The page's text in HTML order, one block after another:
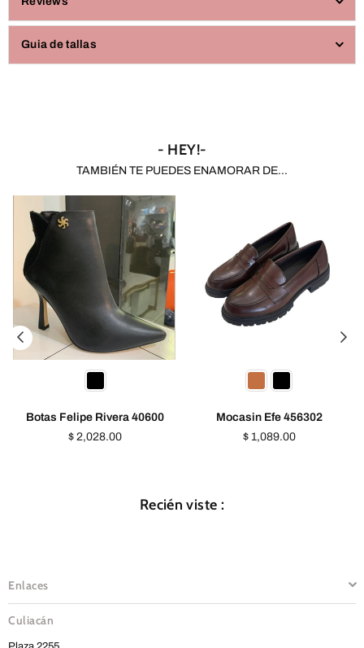
Guia de tallas
- HEY!-
TAMBIÉN TE PUEDES ENAMORAR DE...
Botas Felipe Rivera 40600
Precio
$ 2,028.00
Mocasin Efe 456302
Precio
$ 1,089.00
Recién viste :
Enlaces
Culiacán